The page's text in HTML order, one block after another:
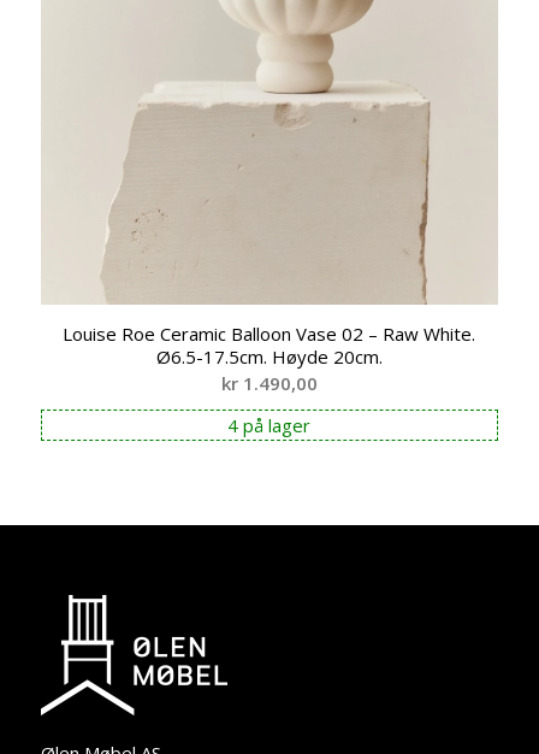
Louise Roe Ceramic Balloon Vase 02 – Raw White.
Ø6.5-17.5cm. Høyde 20cm.
kr1.490,00
4 på lager